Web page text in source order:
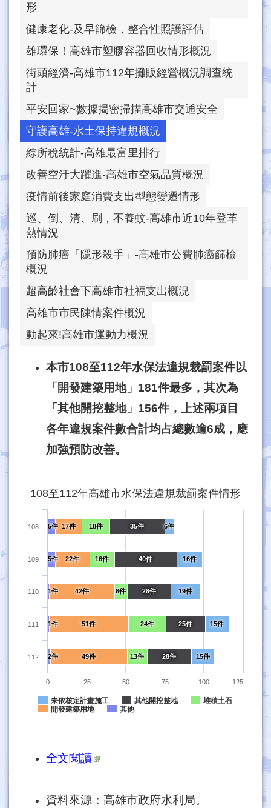
形
健康老化-及早篩檢，整合性照護評估
雄環保！高雄市塑膠容器回收情形概況
街頭經濟-高雄市112年攤販經營概況調查統
計
平安回家~數據揭密掃描高雄市交通安全
守護高雄-水土保持違規概況
綜所稅統計-高雄最富里排行
改善空汙大躍進-高雄市空氣品質概況
疫情前後家庭消費支出型態變遷情形
巡、倒、清、刷，不養蚊-高雄市近10年登革
熱情況
預防肺癌「隱形殺手」-高雄市公費肺癌篩檢
概況
超高齡社會下高雄市社福支出概況
高雄市市民陳情案件概況
動起來!高雄市運動力概況
本市108至112年水保法違規裁罰案件以
「開發建築用地」 181件最多，其次為
「其他開挖整地」 156件，上述兩項目
各年違規案件數合計均占總數逾6成，應
加強預防改善。
108至112年高雄市水保法違規裁罰案件情形
6件
16件
19件
15件
15件
35件
40件
28件
25件
28件
18件
16件
8件
24件
13件
17件
22件
42件
51件
49件
5件
5件
1件
1件
2件
未依核定計畫施工 其他開挖整地
堆積土石
開發建築用地
其他
108
109
110
111
112
0 25 50 75 100 125
全文閱讀
資料來源：高雄市政府水利局。